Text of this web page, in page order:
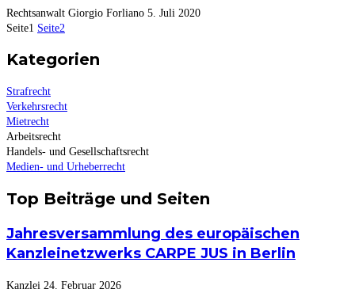
Rechtsanwalt Giorgio Forliano 5. Juli 2020
Seite1 Seite2
Kategorien
Strafrecht
Verkehrsrecht
Mietrecht
Arbeitsrecht
Handels- und Gesellschaftsrecht
Medien- und Urheberrecht
Top Beiträge und Seiten
Jahresversammlung des europäischen
Kanzleinetzwerks CARPE JUS in Berlin
Kanzlei 24. Februar 2026